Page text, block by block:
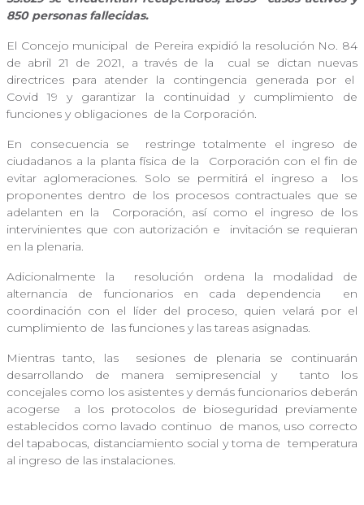
850 personas fallecidas.
El Concejo municipal
de Pereira expidió la resolución No. 84
de abril 21 de 2021, a través de la
cual se dictan nuevas
directrices para atender la contingencia generada por el
Covid 19 y garantizar la continuidad y cumplimiento de
funciones y obligaciones de la Corporación.
En consecuencia se
restringe totalmente el ingreso de
ciudadanos a la planta física de la
Corporación con el fin de
evitar aglomeraciones. Solo se permitirá el ingreso a
los
proponentes dentro de los procesos contractuales que se
adelanten en la
Corporación, así como el ingreso de los
intervinientes que con autorización e
invitación se requieran
en la plenaria.
Adicionalmente la
resolución ordena la modalidad de
alternancia de funcionarios en cada dependencia
en
coordinación con el líder del proceso, quien velará por el
cumplimiento de las funciones y las tareas asignadas.
Mientras tanto, las
sesiones de plenaria se continuarán
desarrollando de manera semipresencial y
tanto los
concejales como los asistentes y demás funcionarios deberán
acogerse
a los protocolos de bioseguridad previamente
establecidos como lavado continuo
de manos, uso correcto
del tapabocas, distanciamiento social y toma de temperatura
al ingreso de las instalaciones.